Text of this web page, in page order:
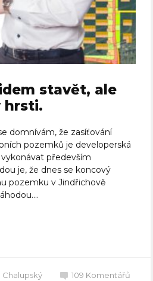
stavět, ale
hrsti.
domnívám, že zasíťování
pozemků je developerská
především
je, že dnes se koncový
pozemku v Jindřichově
Chalupský 109 Komentářů